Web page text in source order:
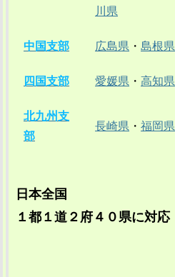
川県
中国支部 広島県 ・ 島根県
四国支部 愛媛県 ・ 高知県
北九州支
部
長崎県 ・ 福岡県
日本全国
１都１道２府４０県に対応